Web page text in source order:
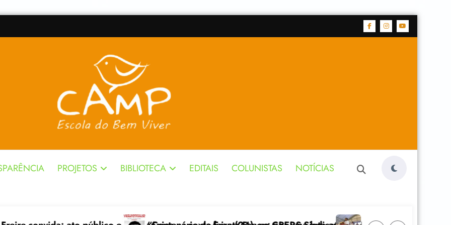
PROJETOS BIBLIOTECA EDITAIS COLUNISTAS NOTÍCIAS